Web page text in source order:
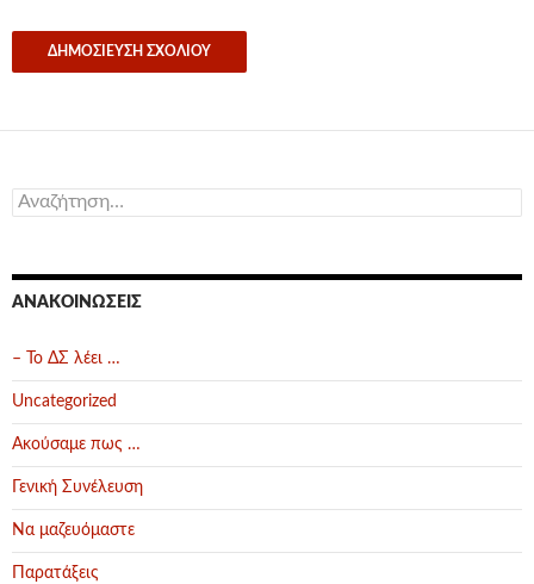
Αναζήτηση
για:
ΑΝΑΚΟΙΝΏΣΕΙΣ
– Το ΔΣ λέει …
Uncategorized
Ακούσαμε πως …
Γενική Συνέλευση
Να μαζευόμαστε
Παρατάξεις